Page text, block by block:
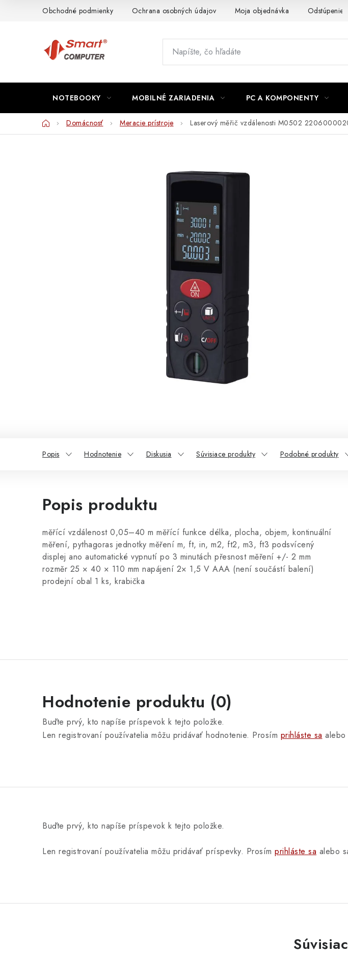
Obchodné podmienky Ochrana osobných údajov Moja objednávka Odstúpenie
NOTEBOOKY MOBILNÉ ZARIADENIA PC A KOMPONENTY
DomovDomácnosť Meracie prístroje Laserový měřič vzdálenosti M0502
Popis Hodnotenie Diskusia Súvisiace produkty Podobné produkty
Popis produktu
měřící vzdálenost 0,05–40 m měřící funkce délka, plocha, objem, kontinuální
měření, pythagoras jednotky měření m, ft, in, m2, ft2, m3, ft3 podsvícený
displej ano automatické vypnutí po 3 minutách přesnost měření +/- 2 mm
rozměr 25 × 40 × 110 mm napájení 2× 1,5 V AAA (není součástí balení)
prodejní obal 1 ks, krabička
Hodnotenie produktu (0)
Buďte prvý, kto napíše príspevok k tejto položke.
Len registrovaní používatelia môžu pridávať hodnotenie. Prosím prihláste sa alebo
Buďte prvý, kto napíše príspevok k tejto položke.
Len registrovaní používatelia môžu pridávať príspevky. Prosím prihláste sa alebo